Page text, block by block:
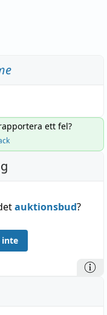
ett fel?
auktionsbud?
inte